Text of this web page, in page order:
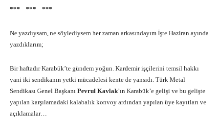
*** *** ***
Ne yazdıysam, ne söylediysem her zaman arkasındayım İşte Haziran ayında
yazdıklarım;
Bir haftadır Karabük’te gündem yoğun. Kardemir işçilerini temsil hakkı
yani iki sendikanın yetki mücadelesi kente de yansıdı. Türk Metal
Sendikası Genel Başkanı Pevrul Kavlak’ın Karabük’e gelişi ve bu gelişte
yapılan karşılamadaki kalabalık konvoy ardından yapılan üye kayıtları ve
açıklamalar…